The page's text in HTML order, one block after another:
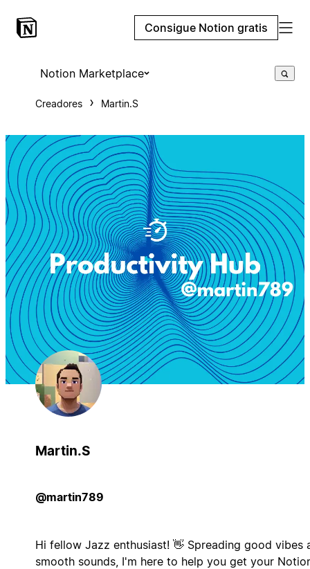
Consigue Notion gratis
Notion Marketplace
Creadores Martin.S
Martin.S
@martin789
Hi fellow Jazz enthusiast! 👋 Spreading good vibes
smooth sounds, I'm here to help you get your